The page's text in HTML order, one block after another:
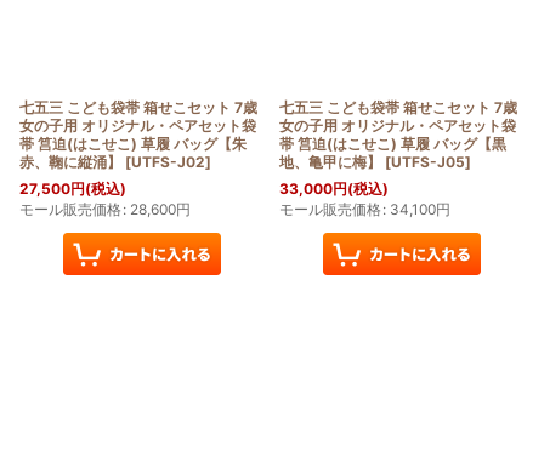
七五三 こども袋帯 箱せこセット 7歳
女の子用 オリジナル・ペアセット袋
帯 筥迫(はこせこ) 草履 バッグ【朱
赤、鞠に縦涌】
[UTFS-J02]
27,500円(税込)
モール販売価格: 28,600円
七五三 こども袋帯 箱せこセット 7歳
女の子用 オリジナル・ペアセット袋
帯 筥迫(はこせこ) 草履 バッグ【黒
地、亀甲に梅】
[UTFS-J05]
33,000円(税込)
モール販売価格: 34,100円